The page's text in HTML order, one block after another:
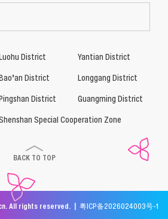
District
Yantian District
District
Longgang District
District
Guangming District
Special Cooperation Zone
BACK TO TOP
All rights reserved. | 粤ICP备2026024003号-1